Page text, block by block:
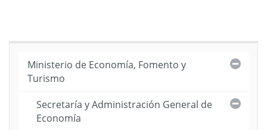
Ministerio de Economía, Fomento y
Turismo
Secretaría y Administración General de
Economía